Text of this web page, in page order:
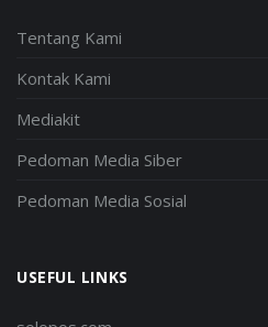
Tentang Kami
Kontak Kami
Mediakit
Pedoman Media Siber
Pedoman Media Sosial
USEFUL LINKS